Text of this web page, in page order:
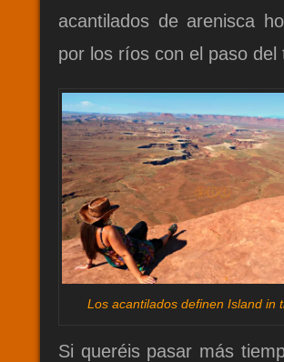
acantilados de arenisca
por los ríos con el paso del
Los acantilados definen Island in
Si queréis pasar más